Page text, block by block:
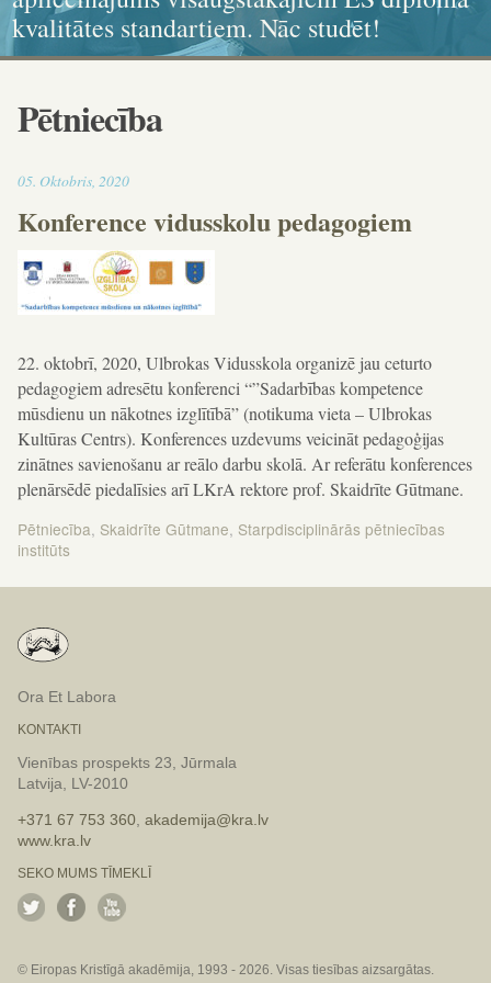
kvalitātes standartiem. Nāc studēt!
ikonogrāfija, grafika, kaligrāfija
dokumenta standartiem!
un karitatīvajā sociālajā darbā
Pētniecība
05. Oktobris, 202016:21
Konference vidusskolu pedagogiem
22. oktobrī, 2020, Ulbrokas Vidusskola organizē jau ceturto
pedagogiem adresētu konferenci “”Sadarbības kompetence
mūsdienu un nākotnes izglītībā” (notikuma vieta – Ulbrokas
Kultūras Centrs). Konferences uzdevums veicināt pedagoģijas
zinātnes savienošanu ar reālo darbu skolā. Ar referātu konferences
plenārsēdē piedalīsies arī LKrA rektore prof. Skaidrīte Gūtmane.
Pētniecība, Skaidrīte Gūtmane, Starpdisciplinārās pētniecības
institūts
Ora Et Labora
KONTAKTI
Vienības prospekts 23, Jūrmala
Latvija, LV-2010
+371 67 753 360, akademija@kra.lv
www.kra.lv
SEKO MUMS TĪMEKLĪ
© Eiropas Kristīgā akadēmija, 1993 - 2026. Visas tiesības aizsargātas.